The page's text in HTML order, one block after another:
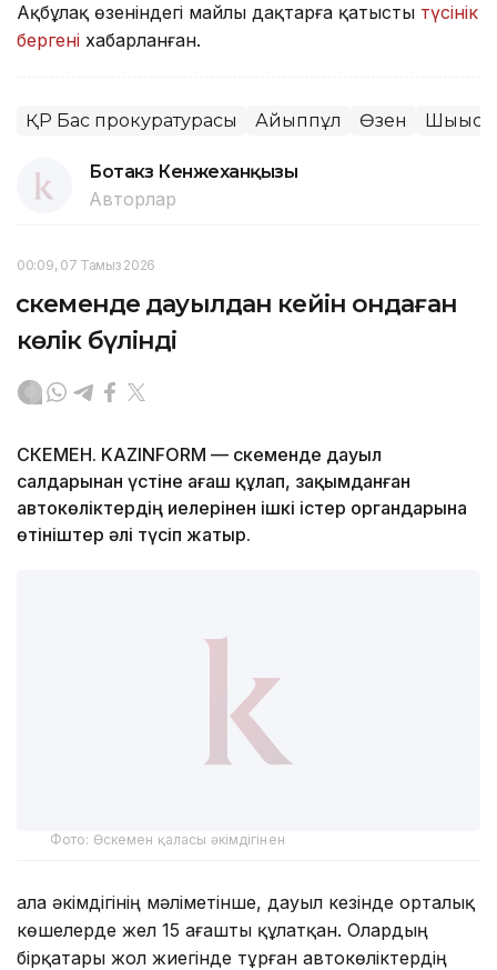
Ақбұлақ өзеніндегі майлы дақтарға қатысты түсінік
бергені хабарланған.
ҚР Бас прокуратурасы Айыппұл Өзен Шығыс
Ботакөз Кенжеханқызы
Авторлар
00:09, 07 Тамыз 2026
Өскеменде дауылдан кейін ондаған
көлік бүлінді
ӨСКЕМЕН. KAZINFORM — Өскеменде дауыл
салдарынан үстіне ағаш құлап, зақымданған
автокөліктердің иелерінен ішкі істер органдарына
өтініштер әлі түсіп жатыр.
Фото: Өскемен қаласы әкімдігінен
Қала әкімдігінің мәліметінше, дауыл кезінде орталық
көшелерде жел 15 ағашты құлатқан. Олардың
бірқатары жол жиегінде тұрған автокөліктердің